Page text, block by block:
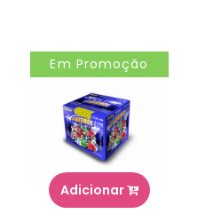
Em Promoção
Adicionar